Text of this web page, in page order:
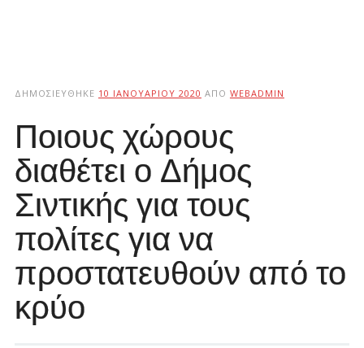
ΔΗΜΟΣΙΕΎΘΗΚΕ 10 ΙΑΝΟΥΑΡΊΟΥ 2020 ΑΠΌ WEBADMIN
Ποιους χώρους
διαθέτει ο Δήμος
Σιντικής για τους
πολίτες για να
προστατευθούν από το
κρύο